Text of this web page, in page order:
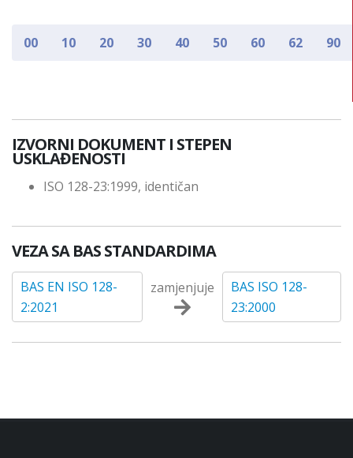
00 10 20 30 40 50 60 62 90
IZVORNI DOKUMENT I STEPEN
USKLAĐENOSTI
ISO 128-23:1999, identičan
VEZA SA BAS STANDARDIMA
BAS EN ISO 128-
2:2021
zamjenjuje
BAS ISO 128-
23:2000